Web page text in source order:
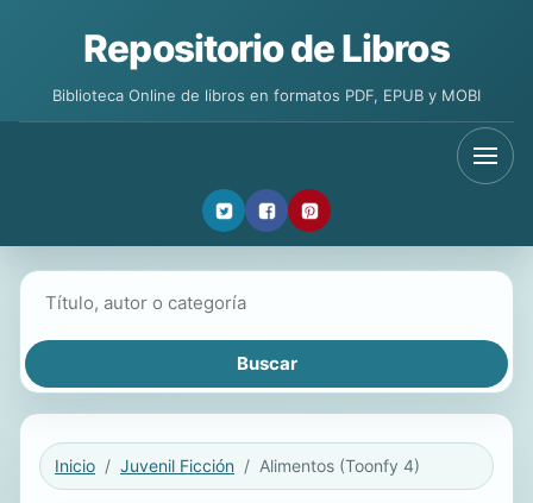
Repositorio de Libros
Biblioteca Online de libros en formatos PDF, EPUB y MOBI
Inicio Juvenil Ficción Alimentos (Toonfy 4)